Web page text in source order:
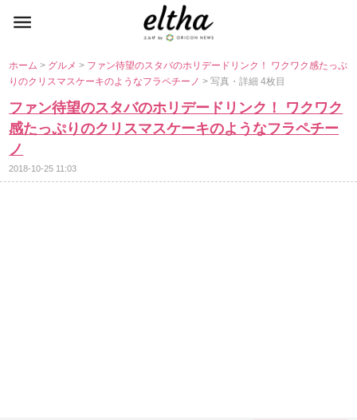
ホーム> グルメ> ファン待望のスタバのホリデードリンク！ ワクワク感たっぷ
りのクリスマスケーキのようなフラペチーノ> 写真・詳細 4枚目
ファン待望のスタバのホリデードリンク！ ワクワク
感たっぷりのクリスマスケーキのようなフラペチー
ノ
2018-10-25 11:03